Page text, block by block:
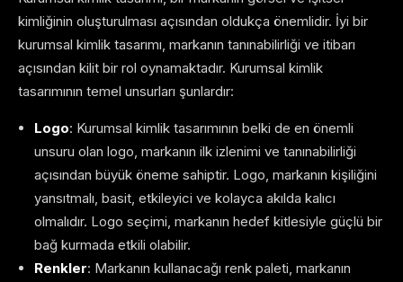
kimliğinin oluşturulması açısından oldukça önemlidir. İyi bir
kurumsal kimlik tasarımı, markanın tanınabilirliği ve itibarı
açısından kilit bir rol oynamaktadır. Kurumsal kimlik
tasarımının temel unsurları şunlardır:
Logo: Kurumsal kimlik tasarımının belki de en önemli
unsuru olan logo, markanın ilk izlenimi ve tanınabilirliği
açısından büyük öneme sahiptir. Logo, markanın kişiliğini
yansıtmalı, basit, etkileyici ve kolayca akılda kalıcı
olmalıdır. Logo seçimi, markanın hedef kitlesiyle güçlü bir
bağ kurmada etkili olabilir.
Renkler: Markanın kullanacağı renk paleti, markanın